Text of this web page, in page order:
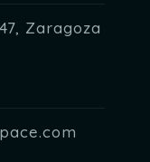
Zaragoza